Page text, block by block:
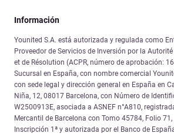
Información
Younited S.A. está autorizada y regulada como
Proveedor de Servicios de Inversión por la
et de Résolution (ACPR, número de aprobación:
Sucursal en España, con nombre comercial
con sede legal y dirección general en España en
Niña, 12, 08017 Barcelona, con Número de
W2500913E, asociada a ASNEF n°A810,
Mercantil de Barcelona con Tomo 45784, Folio
Inscripción 1ª y autorizada por el Banco de